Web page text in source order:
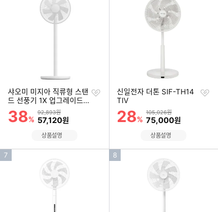
샤오미 미지아 직류형 스탠
드 선풍기 1X 업그레이드
버전 BPLDS07DM (해외
구매)
할인률
38%
상품금액
92,893원
할인금액
57,120원
찜
상품설명
신일전자 더톤 SIF-TH14
TIV
할인률
28%
상품금액
105,026원
할인금액
75,000원
찜
상품설명
인
7
인
8